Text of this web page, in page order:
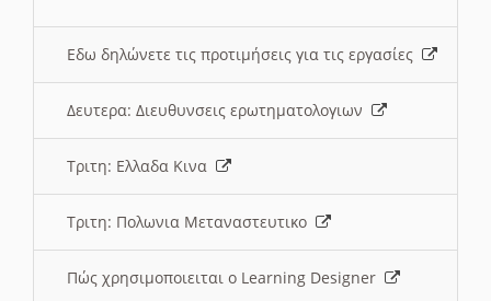
Εδω δηλώνετε τις προτιμήσεις για τις εργασίες
Δευτερα: Διευθυνσεις ερωτηματολογιων
Τριτη: Ελλαδα Κινα
Τριτη: Πολωνια Μεταναστευτικο
Πώς χρησιμοποιειται ο Learning Designer